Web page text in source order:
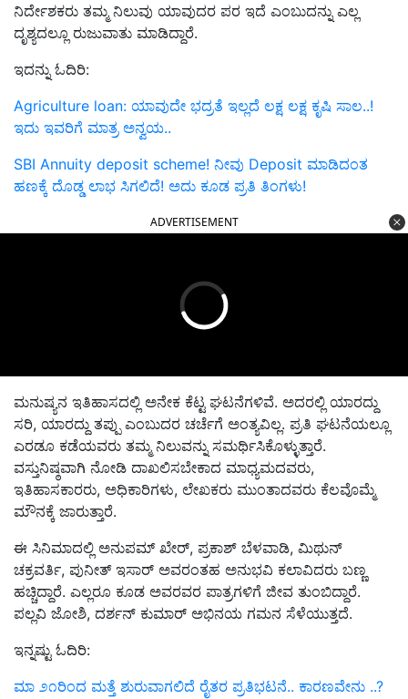
ನಿರ್ದೇಶಕರು ತಮ್ಮ ನಿಲುವು ಯಾವುದರ ಪರ ಇದೆ ಎಂಬುದನ್ನು ಎಲ್ಲ
ದೃಶ್ಯದಲ್ಲೂ ರುಜುವಾತು ಮಾಡಿದ್ದಾರೆ.
ಇದನ್ನು ಓದಿರಿ:
Agriculture loan: ಯಾವುದೇ ಭದ್ರತೆ ಇಲ್ಲದೆ ಲಕ್ಷ ಲಕ್ಷ ಕೃಷಿ ಸಾಲ..!
ಇದು ಇವರಿಗೆ ಮಾತ್ರ ಅನ್ವಯ..
SBI Annuity deposit scheme! ನೀವು Deposit ಮಾಡಿದಂತ
ಹಣಕ್ಕೆ ದೊಡ್ಡ ಲಾಭ ಸಿಗಲಿದೆ! ಅದು ಕೂಡ ಪ್ರತಿ ತಿಂಗಳು!
ADVERTISEMENT
ಮನುಷ್ಯನ ಇತಿಹಾಸದಲ್ಲಿ ಅನೇಕ ಕೆಟ್ಟ ಘಟನೆಗಳಿವೆ. ಅದರಲ್ಲಿ ಯಾರದ್ದು
ಸರಿ, ಯಾರದ್ದು ತಪ್ಪು ಎಂಬುದರ ಚರ್ಚೆಗೆ ಅಂತ್ಯವಿಲ್ಲ. ಪ್ರತಿ ಘಟನೆಯಲ್ಲೂ
ಎರಡೂ ಕಡೆಯವರು ತಮ್ಮ ನಿಲುವನ್ನು ಸಮರ್ಥಿಸಿಕೊಳ್ಳುತ್ತಾರೆ.
ವಸ್ತುನಿಷ್ಠವಾಗಿ ನೋಡಿ ದಾಖಲಿಸಬೇಕಾದ ಮಾಧ್ಯಮದವರು,
ಇತಿಹಾಸಕಾರರು, ಅಧಿಕಾರಿಗಳು, ಲೇಖಕರು ಮುಂತಾದವರು ಕೆಲವೊಮ್ಮೆ
ಮೌನಕ್ಕೆ ಜಾರುತ್ತಾರೆ.
ಈ ಸಿನಿಮಾದಲ್ಲಿ ಅನುಪಮ್ ಖೇರ್, ಪ್ರಕಾಶ್ ಬೆಳವಾಡಿ, ಮಿಥುನ್
ಚಕ್ರವರ್ತಿ, ಪುನೀತ್ ಇಸಾರ್ ಅವರಂತಹ ಅನುಭವಿ ಕಲಾವಿದರು ಬಣ್ಣ
ಹಚ್ಚಿದ್ದಾರೆ. ಎಲ್ಲರೂ ಕೂಡ ಅವರವರ ಪಾತ್ರಗಳಿಗೆ ಜೀವ ತುಂಬಿದ್ದಾರೆ.
ಪಲ್ಲವಿ ಜೋಶಿ, ದರ್ಶನ್ ಕುಮಾರ್ ಅಭಿನಯ ಗಮನ ಸೆಳೆಯುತ್ತದೆ.
ಇನ್ನಷ್ಟು ಓದಿರಿ:
ಮಾ ೨೧ರಿಂದ ಮತ್ತೆ ಶುರುವಾಗಲಿದೆ ರೈತರ ಪ್ರತಿಭಟನೆ.. ಕಾರಣವೇನು ..?